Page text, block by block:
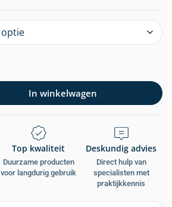
In winkelwagen
Top kwaliteit
Duurzame producten
voor langdurig gebruik
Deskundig advies
Direct hulp van
specialisten met
praktijkkennis